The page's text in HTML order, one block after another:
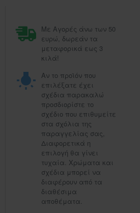
Με Αγορές άνω των 50
ευρώ, δωρεάν τα
μεταφορικά εως 3
κιλά!
Αν το προϊόν που
επιλέξατε έχει
σχέδια παρακαλώ
προσδιορίστε το
σχέδιο που επιθυμείτε
στα σχόλια της
παραγγελίας σας,
Διαφορετικά η
επιλογή θα γίνει
τυχαία. Χρώματα και
σχέδια μπορεί να
διαφέρουν από τα
διαθέσιμα
αποθέματα.